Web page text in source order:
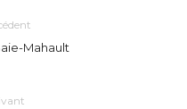
Mahault